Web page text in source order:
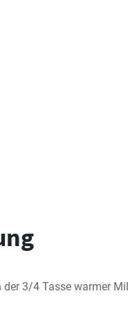
der 3/4 Tasse warmer